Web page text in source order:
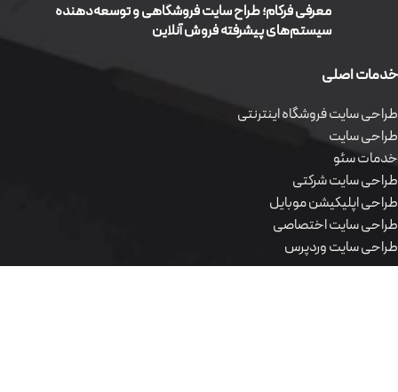
معرفی فرکام؛ طراح سایت فروشگاهی و توسعه‌دهنده
سیستم‌های پیشرفته فروش آنلاین
خدمات اصلی
طراحی سایت فروشگاه اینترنتی
طراحی سایت
خدمات سئو
طراحی سایت شرکتی
طراحی اپلیکیشن موبایل
طراحی سایت اختصاصی
طراحی سایت وردپرس